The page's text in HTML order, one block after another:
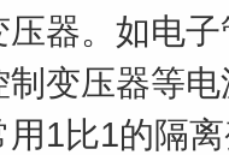
器。如电
变压器等
1比1的隔